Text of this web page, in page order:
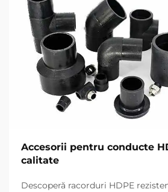
Accesorii pentru conducte
calitate
Descoperă racorduri HDPE